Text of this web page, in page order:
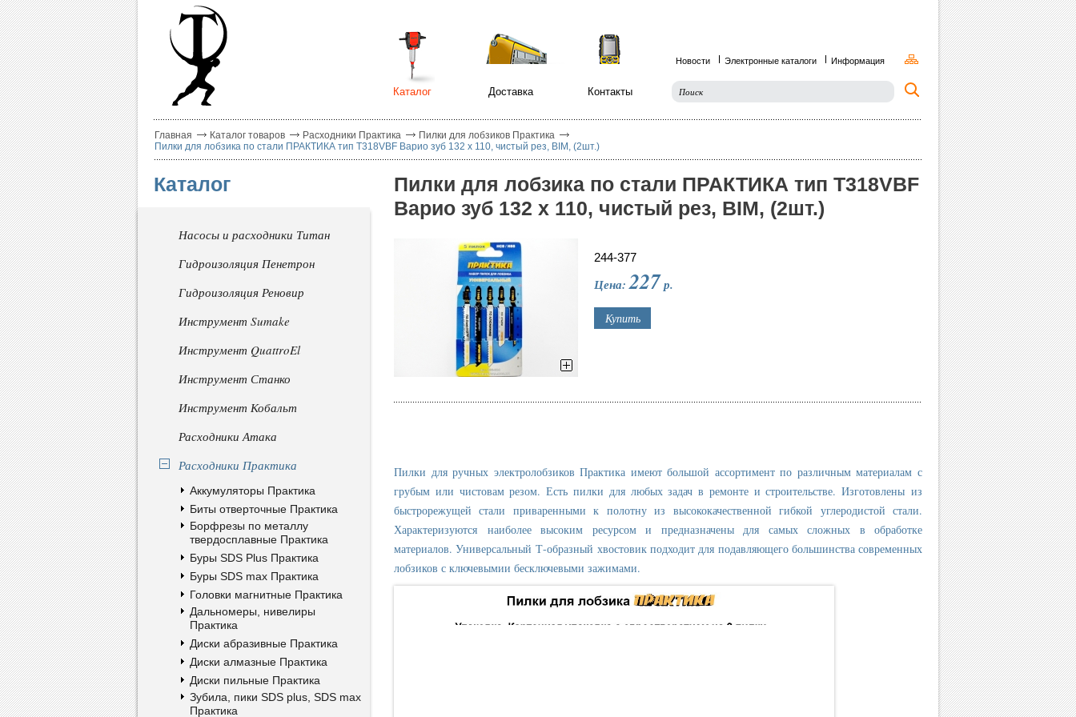
Каталог Доставка Контакты
Новости Электронные каталоги Информация
Главная Каталог товаров Расходники Практика
Пилки для лобзиков Практика
Пилки для лобзика по стали ПРАКТИКА тип T318VBF Варио зуб 132 х 110, чистый рез, BIM, (2шт.)
Каталог
Насосы и расходники Титан
Гидроизоляция Пенетрон
Гидроизоляция Реновир
Инструмент Sumake
Инструмент QuattroEl
Инструмент Станко
Инструмент Кобальт
Расходники Атака
Расходники Практика
Аккумуляторы Практика
Биты отверточные Практика
Борфрезы по металлу
твердосплавные Практика
Буры SDS Plus Практика
Буры SDS max Практика
Головки магнитные Практика
Дальномеры, нивелиры
Практика
Диски абразивные Практика
Диски алмазные Практика
Диски пильные Практика
Зубила, пики SDS plus, SDS max
Практика
Пилки для лобзика по стали ПРАКТИКА тип T318VBF
Варио зуб 132 х 110, чистый рез, BIM, (2шт.)
244-377
Цена:227р.
Пилки для ручных электролобзиков Практика имеют большой ассортимент по различным материалам с
грубым или чистовам резом. Есть пилки для любых задач в ремонте и строительстве. Изготовлены из
быстрорежущей стали приваренными к полотну из высококачественной гибкой углеродистой стали.
Характеризуются наиболее высоким ресурсом и предназначены для самых сложных в обработке
материалов. Универсальный Т-образный хвостовик подходит для подавляющего большинства современных
лобзиков с ключевымии бесключевыми зажимами.